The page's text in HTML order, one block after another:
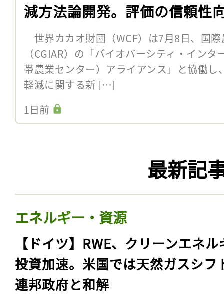
減方法論開発。評価の信頼性
世界カカオ財団（WCF）は7月8日、国
（CGIAR）の「バイオバーシティ・イン
帯農業センター）アライアンス」と協働
軽減に関する新 […]
1日前
最新記
エネルギー・資源
【ドイツ】RWE、クリーンエネ
投資加速。米国では天然ガスシフ
連邦政府と和解